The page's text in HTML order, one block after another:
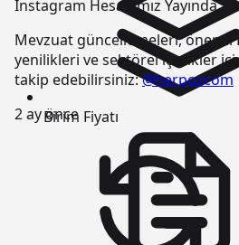
Instagram Hesabımız Yayında
Mevzuat güncellemeleri, önemli
yenilikleri ve sektörel içerikler
takip edebilirsiniz:@herpozcom
2 ay önce
Birim Fiyatı